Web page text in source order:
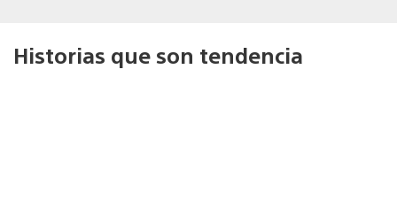
Historias que son tendencia